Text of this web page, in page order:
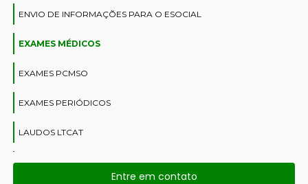
ENVIO DE INFORMAÇÕES PARA O ESOCIAL
EXAMES MÉDICOS
EXAMES PCMSO
EXAMES PERIÓDICOS
LAUDOS LTCAT
MEDICINA OCUPACIONAL
Entre em contato